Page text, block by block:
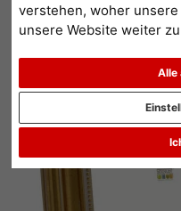
verstehen, woher
unsere Website weiter
Alle